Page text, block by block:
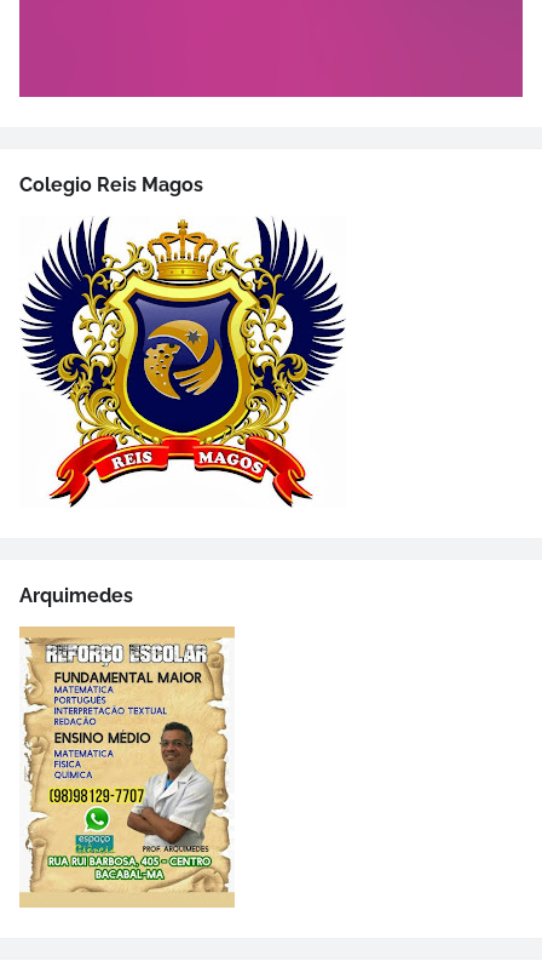
Colegio Reis Magos
Arquimedes